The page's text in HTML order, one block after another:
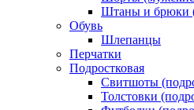
Штаны и брюки
Обувь
Шлепанцы
Перчатки
Подростковая
Свитшоты
Толстовки